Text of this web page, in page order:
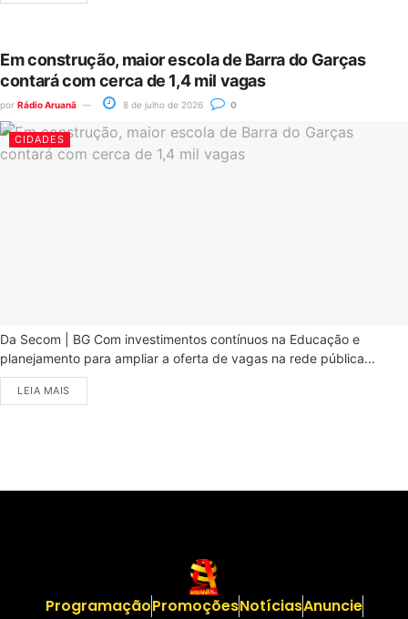
Em construção, maior escola de Barra do Garças
contará com cerca de 1,4 mil vagas
por Rádio Aruanã 8 de julho de 2026 0
CIDADES
Da Secom | BG Com investimentos contínuos na Educação e
planejamento para ampliar a oferta de vagas na rede pública...
LEIA MAIS
ProgramaçãoPromoçõesNotíciasAnuncie